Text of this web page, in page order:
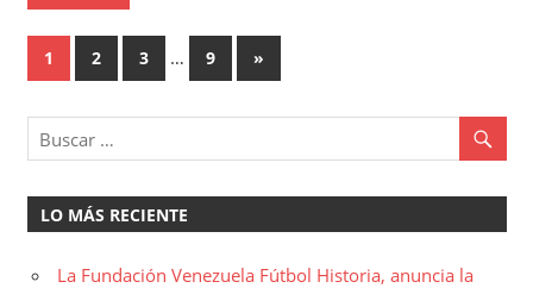
Paginación
entradas
1 2 3 … 9
Entradas
siguientes
»
LO MÁS RECIENTE
La Fundación Venezuela Fútbol Historia, anuncia la